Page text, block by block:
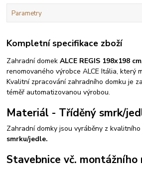
Parametry
Kompletní specifikace zboží
Zahradní domekALCE REGIS 198x198
renomovaného výrobce ALCE Itália, který
Kvalitní zpracování zahradního domku je
téměř automatizovanou výrobou.
Materiál - Tříděný smrk/
Zahradní domky jsou vyráběny z kvalitního
smrku/jedle.
Stavebnice vč. montážního